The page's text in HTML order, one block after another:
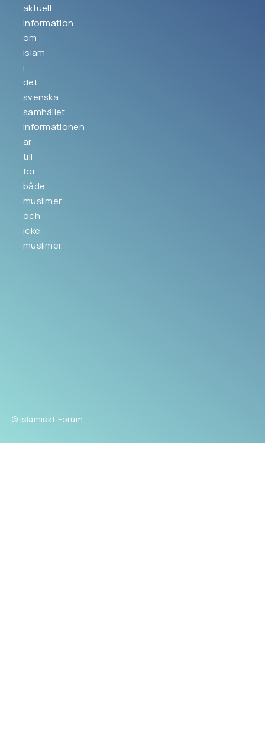
aktuell
information
om
Islam
i
det
svenska
samhället.
Informationen
är
till
för
både
muslimer
och
icke
muslimer.
© Islamiskt Forum